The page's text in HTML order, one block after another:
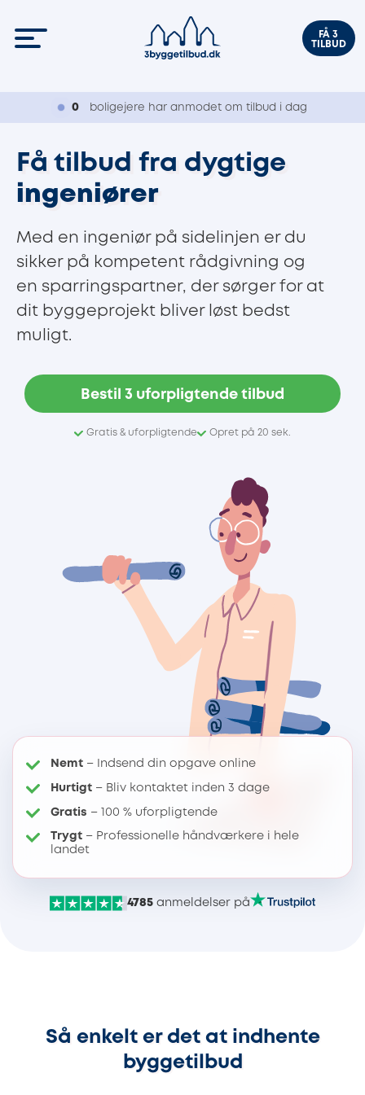
FÅ 3
TILBUD
0 boligejere har anmodet om tilbud i dag
Få tilbud fra dygtige
ingeniører
Med en ingeniør på sidelinjen er du
sikker på kompetent rådgivning og
en sparringspartner, der sørger for at
dit byggeprojekt bliver løst bedst
muligt.
Bestil 3 uforpligtende tilbud
Gratis & uforpligtende Opret på 20 sek.
Nemt – Indsend din opgave online
Hurtigt – Bliv kontaktet inden 3 dage
Gratis – 100 % uforpligtende
Trygt – Professionelle håndværkere i hele
landet
4785 anmeldelser på
Så enkelt er det at indhente
byggetilbud